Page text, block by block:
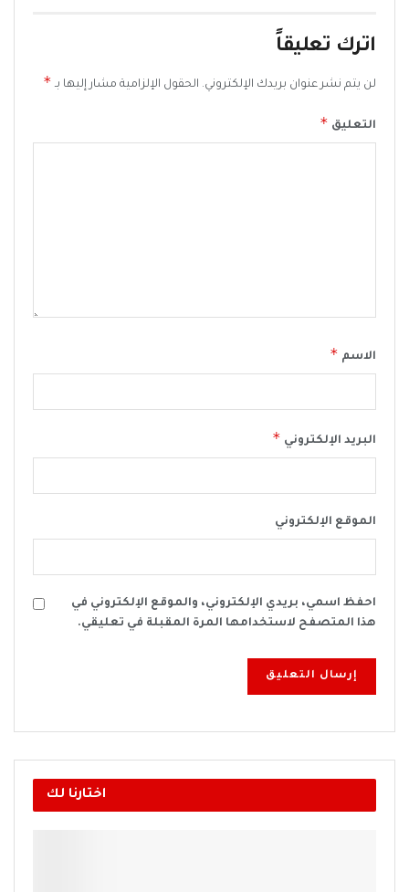
اترك تعليقاً
لن يتم نشر عنوان بريدك الإلكتروني. الحقول الإلزامية مشار إليها بـ *
التعليق *
الاسم *
البريد الإلكتروني *
الموقع الإلكتروني
احفظ اسمي، بريدي الإلكتروني، والموقع الإلكتروني في
هذا المتصفح لاستخدامها المرة المقبلة في تعليقي.
اختارنا لك